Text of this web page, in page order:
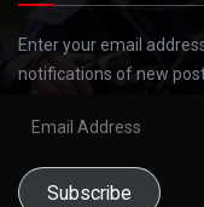
Enter your email
notifications of new
Subscribe